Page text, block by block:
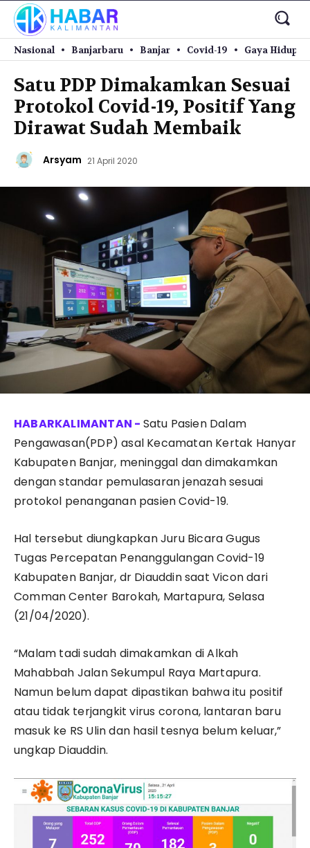
Nasional Banjarbaru Banjar Covid-19 Gaya Hidup
Satu PDP Dimakamkan Sesuai
Protokol Covid-19, Positif Yang
Dirawat Sudah Membaik
Arsyam 21 April 2020
Satu Pasien Dalam
Pengawasan(PDP) asal Kecamatan Kertak Hanyar
Kabupaten Banjar, meninggal dan dimakamkan
dengan standar pemulasaran jenazah sesuai
protokol penanganan pasien Covid-19.
Hal tersebut diungkapkan Juru Bicara Gugus
Tugas Percepatan Penanggulangan Covid-19
Kabupaten Banjar, dr Diauddin saat Vicon dari
Comman Center Barokah, Martapura, Selasa
(21/04/2020).
“Malam tadi sudah dimakamkan di Alkah
Mahabbah Jalan Sekumpul Raya Martapura.
Namun belum dapat dipastikan bahwa itu positif
atau tidak terjangkit virus corona, lantaran baru
masuk ke RS Ulin dan hasil tesnya belum keluar,”
ungkap Diauddin.